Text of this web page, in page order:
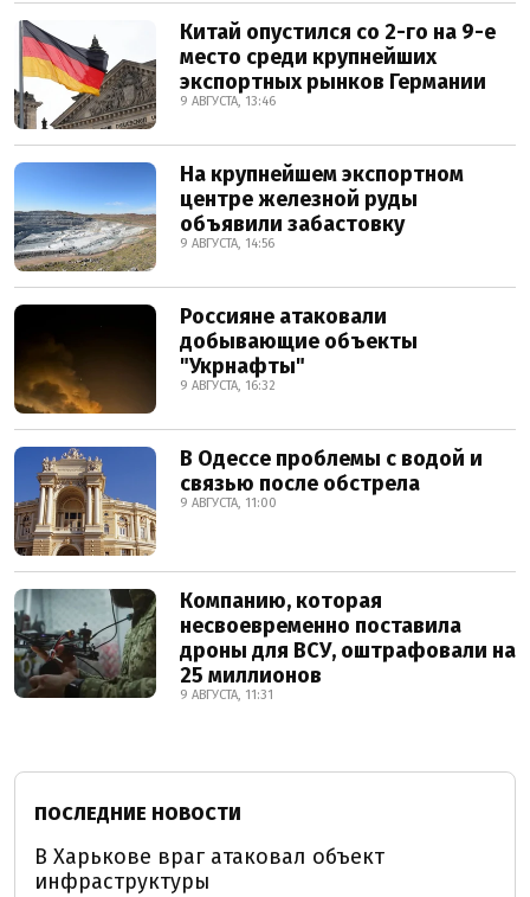
Китай опустился со 2-го на 9-е
место среди крупнейших
экспортных рынков Германии
9 АВГУСТА, 13:46
На крупнейшем экспортном
центре железной руды
объявили забастовку
9 АВГУСТА, 14:56
Россияне атаковали
добывающие объекты
"Укрнафты"
9 АВГУСТА, 16:32
В Одессе проблемы с водой и
связью после обстрела
9 АВГУСТА, 11:00
Компанию, которая
несвоевременно поставила
дроны для ВСУ, оштрафовали на
25 миллионов
9 АВГУСТА, 11:31
ПОСЛЕДНИЕ НОВОСТИ
В Харькове враг атаковал объект
инфраструктуры